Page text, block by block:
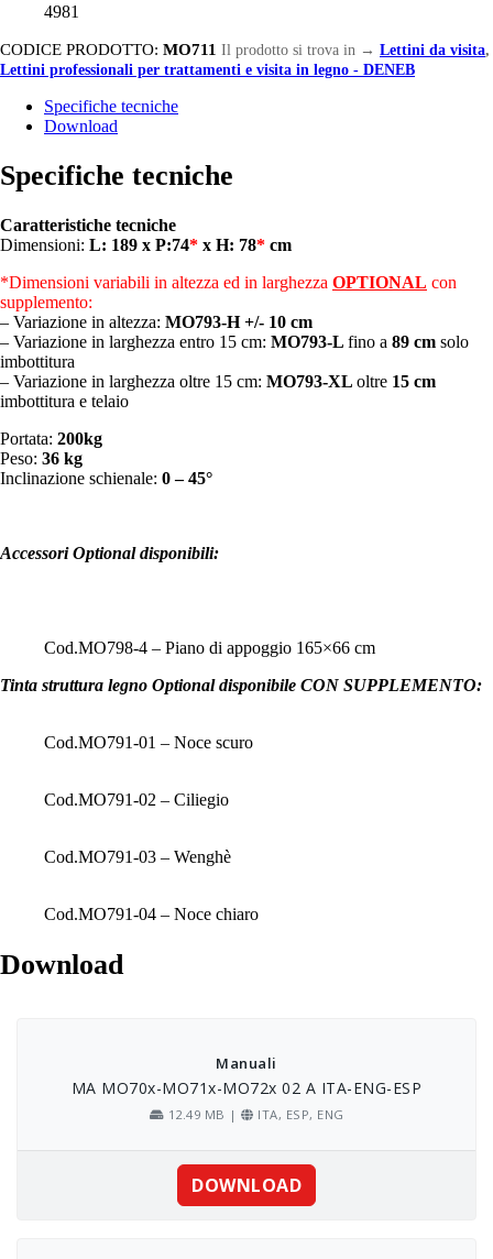
4981
CODICE PRODOTTO: MO711 Il prodotto si trova in → Lettini da visita,
Lettini professionali per trattamenti e visita in legno - DENEB
Specifiche tecniche
Download
Specifiche tecniche
Caratteristiche tecniche
Dimensioni: L: 189 x P:74* x H: 78* cm
*Dimensioni variabili in altezza ed in larghezza OPTIONAL con
supplemento:
– Variazione in altezza: MO793-H+/- 10 cm
– Variazione in larghezza entro 15 cm: MO793-L fino a 89 cm solo
imbottitura
– Variazione in larghezza oltre 15 cm: MO793-XL oltre 15 cm
imbottitura e telaio
Portata: 200kg
Peso: 36 kg
Inclinazione schienale: 0 – 45°
Accessori Optional disponibili:
Cod.MO798-4 – Piano di appoggio 165×66 cm
Tinta struttura legno Optional disponibile CON SUPPLEMENTO:
Cod.MO791-01 – Noce scuro
Cod.MO791-02 – Ciliegio
Cod.MO791-03 – Wenghè
Cod.MO791-04 – Noce chiaro
Download